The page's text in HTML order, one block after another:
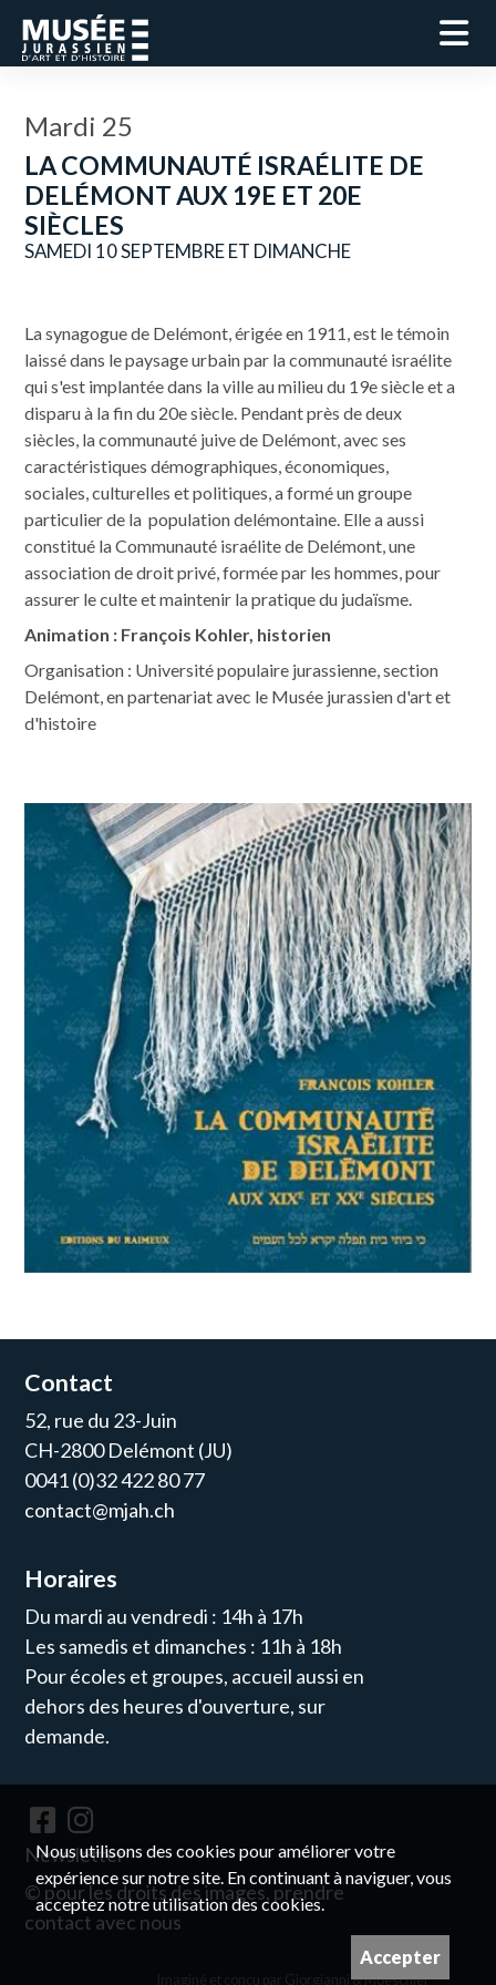
Mardi 25
LA COMMUNAUTÉ ISRAÉLITE DE
DELÉMONT AUX 19E ET 20E
SIÈCLES
SAMEDI 10 SEPTEMBRE ET DIMANCHE
La synagogue de Delémont, érigée en 1911, est le témoin
laissé dans le paysage urbain par la communauté israélite
qui s'est implantée dans la ville au milieu du 19e siècle et a
disparu à la fin du 20e siècle. Pendant près de deux
siècles, la communauté juive de Delémont, avec ses
caractéristiques démographiques, économiques,
sociales, culturelles et politiques, a formé un groupe
particulier de la population delémontaine. Elle a aussi
constitué la Communauté israélite de Delémont, une
association de droit privé, formée par les hommes, pour
assurer le culte et maintenir la pratique du judaïsme.
Animation : François Kohler, historien
Organisation : Université populaire jurassienne, section
Delémont, en partenariat avec le Musée jurassien d'art et
d'histoire
Contact
52, rue du 23-Juin
CH-2800 Delémont (JU)
0041 (0)32 422 80 77
contact@mjah.ch
Horaires
Du mardi au vendredi : 14h à 17h
Les samedis et dimanches : 11h à 18h
Pour écoles et groupes, accueil aussi en
dehors des heures d'ouverture, sur
demande.
Newsletter
© pour les droits des images, prendre
contact avec nous
Giorgianni & Moeschler
Nous utilisons des cookies pour améliorer votre
expérience sur notre site. En continuant à naviguer, vous
acceptez notre utilisation des cookies.
Accepter